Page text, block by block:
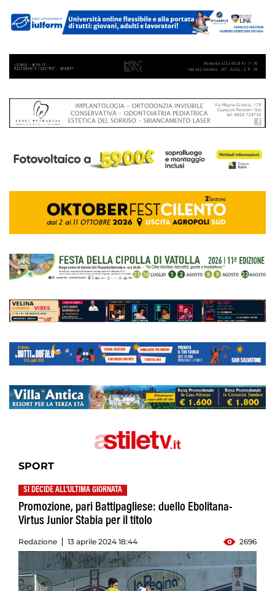
SPORT
SI DECIDE ALL'ULTIMA GIORNATA
Promozione, pari Battipagliese: duello Ebolitana-
Virtus Junior Stabia per il titolo
Redazione 13 aprile 2024 18:44 2696